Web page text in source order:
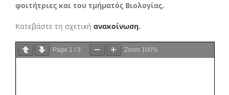
Προσωπικό
Ανακοινώσεις
φοιτήτριες και του τμήματός Βιολογίας.
Κατεβάστε τη σχετική ανακοίνωση.
Page 1 / 3 Zoom 100%